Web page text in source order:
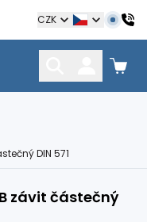
CZK
DIN 571
závit částečný